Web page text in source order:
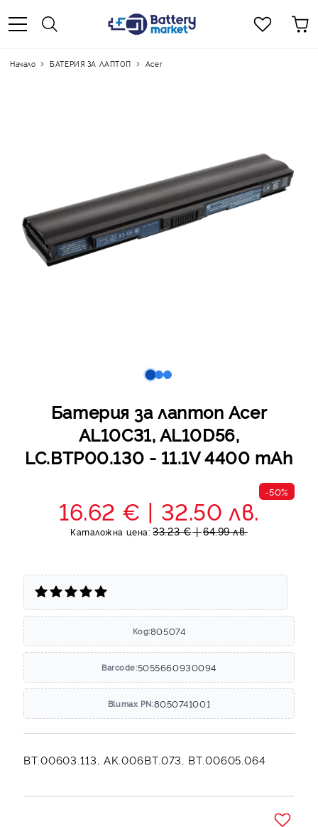
Начало БАТЕРИЯ ЗА ЛАПТОП Acer
Батерия за лаптоп Acer
AL10C31, AL10D56,
LC.BTP00.130 - 11.1V 4400 mAh
-50%
16.62 € 32.50 лв.
Каталожна цена: 33.23 € 64.99 лв.
Код:805074
Barcode:5055660930094
Blumax PN:8050741001
BT.00603.113, AK.006BT.073, BT.00605.064